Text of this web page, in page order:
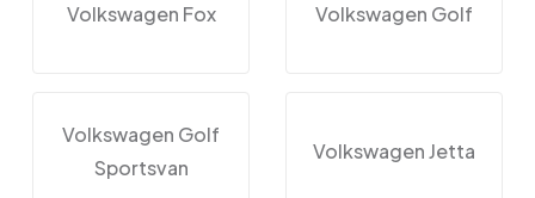
Volkswagen Fox Volkswagen Golf
Volkswagen Golf
Sportsvan
Volkswagen Jetta